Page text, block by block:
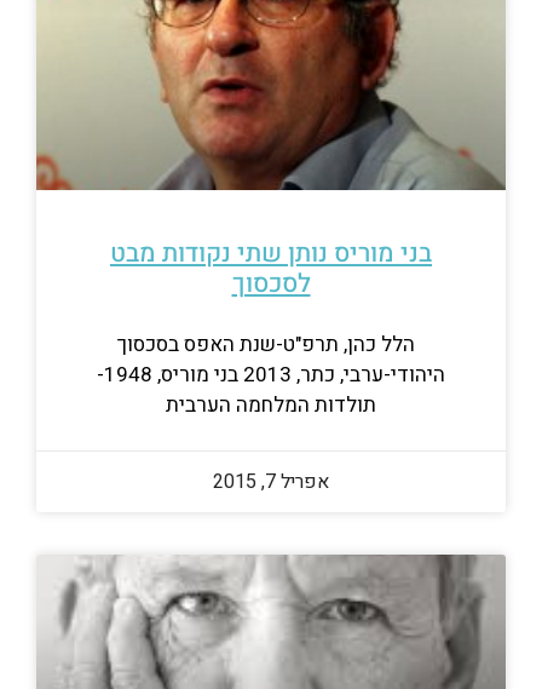
בני מוריס נותן שתי נקודות מבט
לסכסוך
הלל כהן, תרפ"ט-שנת האפס בסכסוך
היהודי-ערבי, כתר, 2013 בני מוריס, 1948-
תולדות המלחמה הערבית
אפריל 7, 2015